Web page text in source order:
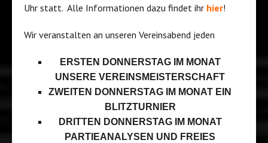
Uhr statt. Alle Informationen dazu findet ihr hier!
Wir veranstalten an unseren Vereinsabend jeden
ERSTEN DONNERSTAG IM MONAT
UNSERE VEREINSMEISTERSCHAFT
ZWEITEN DONNERSTAG IM MONAT EIN
BLITZTURNIER
DRITTEN DONNERSTAG IM MONAT
PARTIEANALYSEN UND FREIES